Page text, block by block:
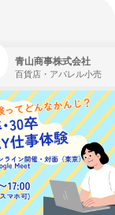
青山商事株式会社
百貨店・アパレル小売